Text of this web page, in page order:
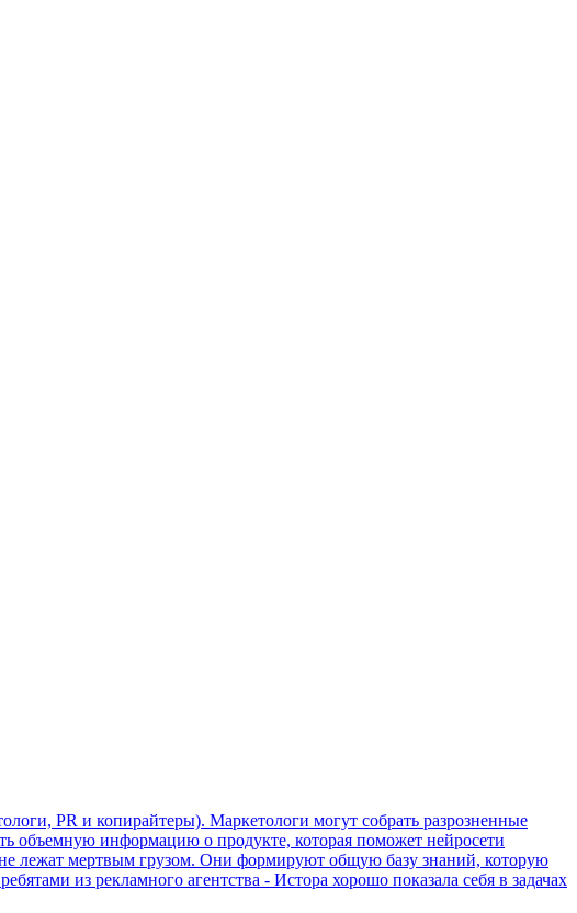
PR и копирайтеры). Маркетологи могут собрать разрозненные
объемную информацию о продукте, которая поможет нейросети
лежат мертвым грузом. Они формируют общую базу знаний, которую
из рекламного агентства - Истора хорошо показала себя в задачах